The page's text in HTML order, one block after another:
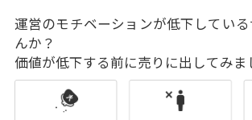
運営のモチベーションが低下してい
んか？
価値が低下する前に売りに出してみま